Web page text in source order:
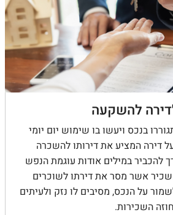
להשקעה
בנכס ויעשו בו שימוש יום יומי
דירה המציע את דירותו להשכרה
להכביר במילים אודות עוגמת הנפש
אשר מסר את דירתו לשוכרים
על הנכס, מסיבים לו נזק ולעיתים
השכירות.